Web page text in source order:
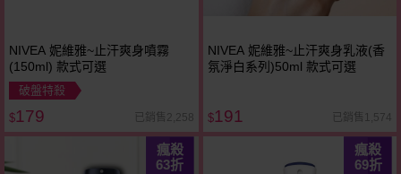
NIVEA 妮維雅~止汗爽身噴霧
(150ml) 款式可選
破盤特殺
$179 已銷售2,258
NIVEA 妮維雅~止汗爽身乳液(香
氛淨白系列)50ml 款式可選
$191 已銷售1,574
瘋殺
63折
瘋殺
69折